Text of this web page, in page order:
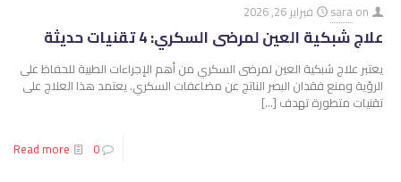
saraon فبراير 26, 2026
علاج شبكية العين لمرضى السكري: 4 تقنيات حديثة
يعتبر علاج شبكية العين لمرضى السكري من أهم الإجراءات الطبية للحفاظ على
الرؤية ومنع فقدان البصر الناتج عن مضاعفات السكري. يعتمد هذا العلاج على
تقنيات متطورة تهدف […]
0
Read more